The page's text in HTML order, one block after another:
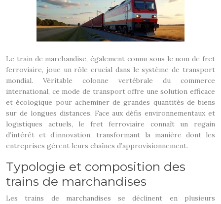
Le train de marchandise, également connu sous le nom de fret
ferroviaire, joue un rôle crucial dans le système de transport
mondial. Véritable colonne vertébrale du commerce
international, ce mode de transport offre une solution efficace
et écologique pour acheminer de grandes quantités de biens
sur de longues distances. Face aux défis environnementaux et
logistiques actuels, le fret ferroviaire connaît un regain
d’intérêt et d’innovation, transformant la manière dont les
entreprises gèrent leurs chaînes d’approvisionnement.
Typologie et composition des
trains de marchandises
Les trains de marchandises se déclinent en plusieurs